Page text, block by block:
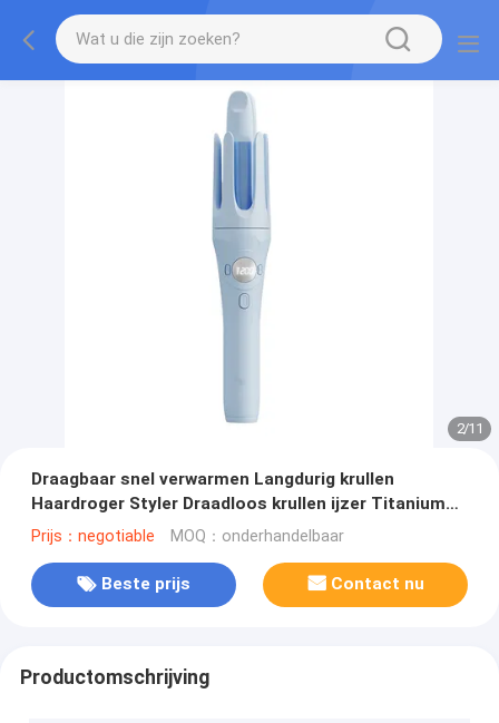
2/11
Draagbaar snel verwarmen Langdurig krullen
Haardroger Styler Draadloos krullen ijzer Titanium
vlak ijzer
Prijs：negotiable MOQ：onderhandelbaar
Beste prijs Contact nu
Productomschrijving